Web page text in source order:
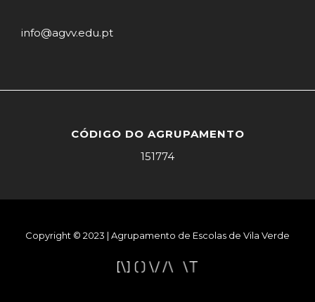
info@agvv.edu.pt
CÓDIGO DO AGRUPAMENTO
151774
Copyright © 2023 | Agrupamento de Escolas de Vila Verde